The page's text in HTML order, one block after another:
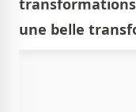
transformations
une belle